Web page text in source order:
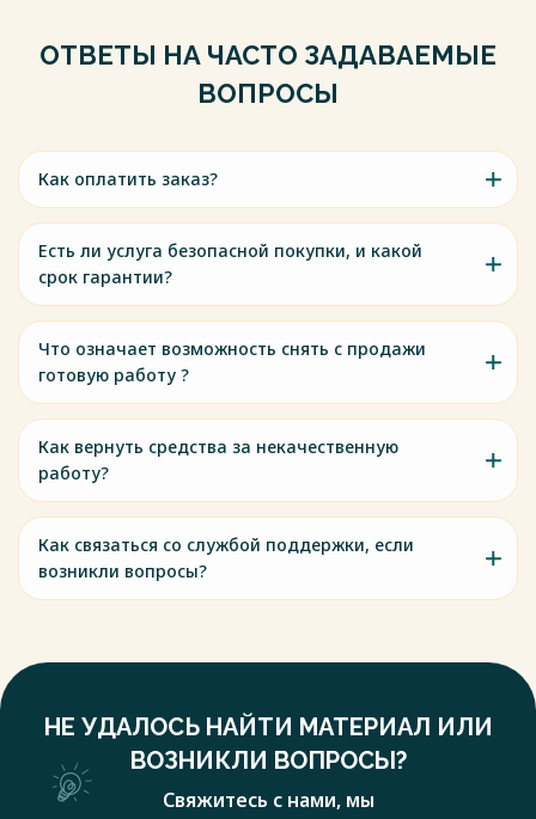
ОТВЕТЫ НА ЧАСТО ЗАДАВАЕМЫЕ
ВОПРОСЫ
Как оплатить заказ?
Есть ли услуга безопасной покупки, и какой
срок гарантии?
Что означает возможность снять с продажи
готовую работу ?
Как вернуть средства за некачественную
работу?
Как связаться со службой поддержки, если
возникли вопросы?
НЕ УДАЛОСЬ НАЙТИ МАТЕРИАЛ ИЛИ
ВОЗНИКЛИ ВОПРОСЫ?
Свяжитесь с нами, мы